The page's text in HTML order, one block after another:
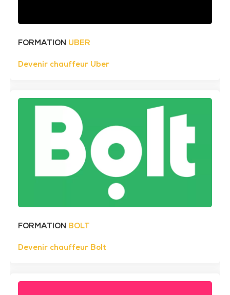
FORMATION UBER
Devenir chauffeur Uber
FORMATION BOLT
Devenir chauffeur Bolt